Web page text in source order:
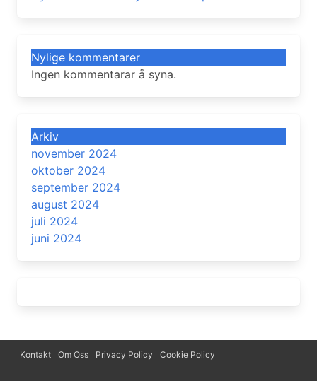
Nylige kommentarer
Ingen kommentarar å syna.
Arkiv
november 2024
oktober 2024
september 2024
august 2024
juli 2024
juni 2024
Kontakt Om Oss Privacy Policy Cookie Policy